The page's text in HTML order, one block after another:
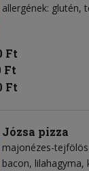
allergének: glutén,
Ft
Ft
Ft
Józsa pizza
majonézes-
bacon lilahagyma